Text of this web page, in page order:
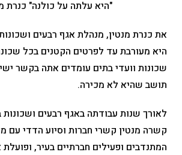
"היא עלתה על כולנה" כנרת
את כנרת מנטין, מנהלת אגף רבעים
היא מעורבת עד לפרטים הקטנים בכל
שכונות וועדי בתים עומדים אתה בקשר
תושב שהיא לא מכירה.
לאורך שנות עבודתה באגף רבעים ושכונות
קשרה מנטין קשרי חברות וסיוע הדדי עם
המתנדבים ופעילים חברתיים בעיר,